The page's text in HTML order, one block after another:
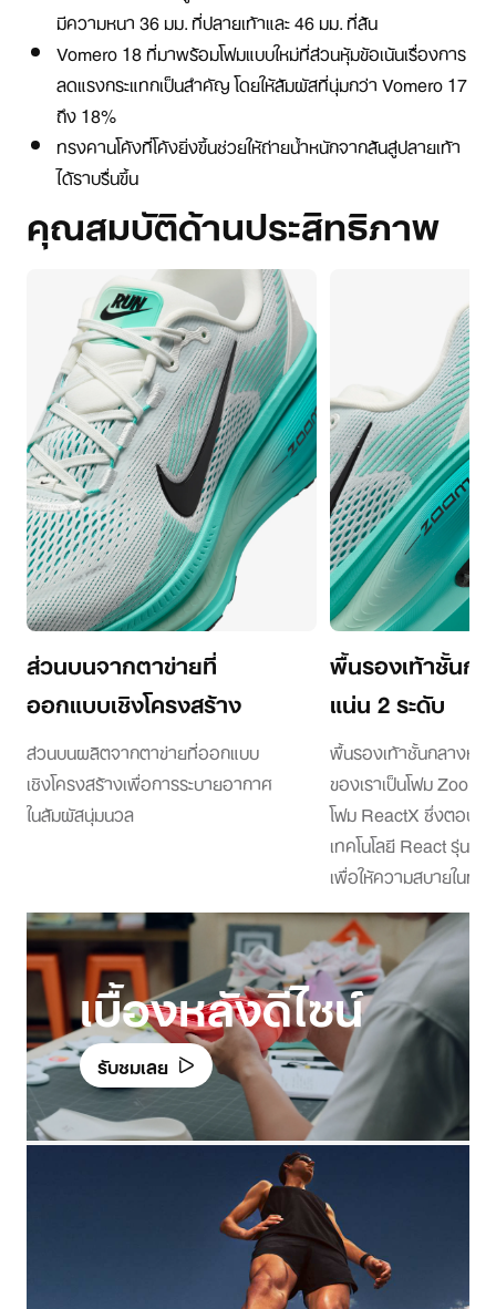
มีความหนา 36 มม. ที่ปลายเท้าและ 46 มม. ที่ส้น
Vomero 18 ที่มาพร้อมโฟมแบบใหม่ที่ส่วนหุ้มข้อเน้นเรื่องการ
ลดแรงกระแทกเป็นสำคัญ โดยให้สัมผัสที่นุ่มกว่า Vomero 17
ถึง 18%
ทรงคานโค้งที่โค้งยิ่งขึ้นช่วยให้ถ่ายน้ำหนักจากส้นสู่ปลายเท้า
ได้ราบรื่นขึ้น
คุณสมบัติด้านประสิทธิภาพ
ส่วนบนจากตาข่ายที่
ออกแบบเชิงโครงสร้าง
ส่วนบนผลิตจากตาข่ายที่ออกแบบ
เชิงโครงสร้างเพื่อการระบายอากาศ
ในสัมผัสนุ่มนวล
พื้นรองเท้าชั้นก
แน่น 2 ระดับ
พื้นรองเท้าชั้นกลางหน
ของเราเป็นโฟม
โฟม ReactX ซึ่งตอบส
เทคโนโลยี React รุ่นก่
เพื่อให้ความสบายในทุ
เบื้องหลังดีไซน์
รับชมเลย